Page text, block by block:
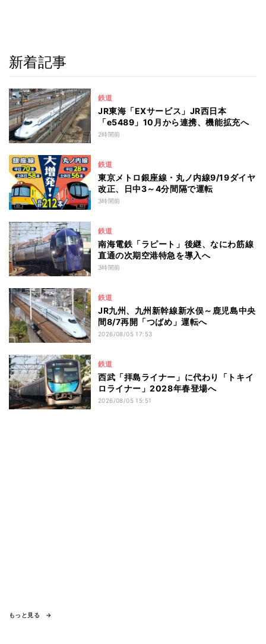
新着記事
鉄道
JR東海「EXサービス」JR西日本
「e5489」10月から連携、機能拡充へ
2時間前
鉄道
東京メトロ銀座線・丸ノ内線9/19ダイヤ
改正、日中3～4分間隔で運転
3時間前
鉄道
南海電鉄「ラピート」後継、なにわ筋線
直通の次期空港特急を導入へ
3時間前
鉄道
JR九州、九州新幹線新水俣～鹿児島中央
間8/7再開「つばめ」運転へ
2026/08/05 17:53
鉄道
西武「拝島ライナー」に代わり「トキイ
ロライナー」2028年春登場へ
2026/08/05 15:51
もっと見る